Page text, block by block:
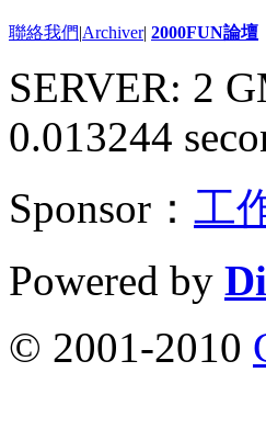
聯絡我們|Archiver| 2000FUN論壇
SERVER: 2
0.013244
Sponsor： 工
Powered by
© 2001-2010